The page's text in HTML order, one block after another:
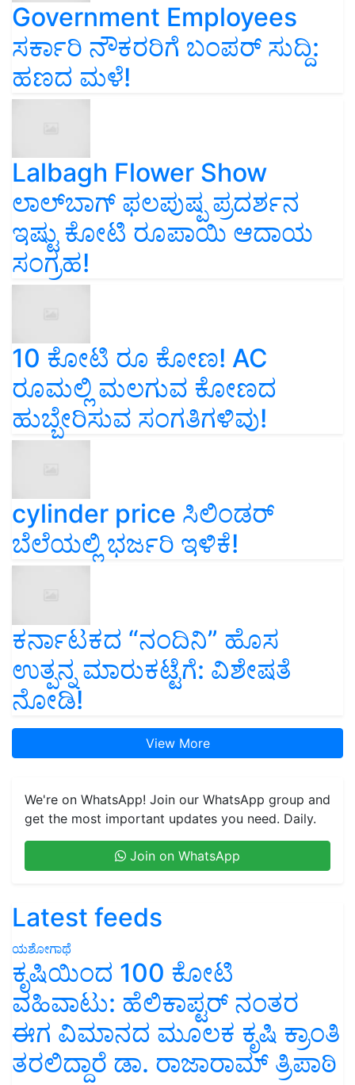
Government Employees
ಸರ್ಕಾರಿ ನೌಕರರಿಗೆ ಬಂಪರ್‌ ಸುದ್ದಿ:
ಹಣದ ಮಳೆ!
Lalbagh Flower Show
ಲಾಲ್‌ಬಾಗ್ ಫಲಪುಷ್ಪ ಪ್ರದರ್ಶನ
ಇಷ್ಟು ಕೋಟಿ ರೂಪಾಯಿ ಆದಾಯ
ಸಂಗ್ರಹ!
10 ಕೋಟಿ ರೂ ಕೋಣ! AC
ರೂಮಲ್ಲಿ ಮಲಗುವ ಕೋಣದ
ಹುಬ್ಬೇರಿಸುವ ಸಂಗತಿಗಳಿವು!
cylinder price ಸಿಲಿಂಡರ್‌
ಬೆಲೆಯಲ್ಲಿ ಭರ್ಜರಿ ಇಳಿಕೆ!
ಕರ್ನಾಟಕದ “ನಂದಿನಿ” ಹೊಸ
ಉತ್ಪನ್ನ ಮಾರುಕಟ್ಟೆಗೆ: ವಿಶೇಷತೆ
ನೋಡಿ!
View More
We're on WhatsApp! Join our WhatsApp group and
get the most important updates you need. Daily.
Join on WhatsApp
Latest feeds
ಯಶೋಗಾಥೆ
ಕೃಷಿಯಿಂದ 100 ಕೋಟಿ
ವಹಿವಾಟು: ಹೆಲಿಕಾಪ್ಟರ್ ನಂತರ
ಈಗ ವಿಮಾನದ ಮೂಲಕ ಕೃಷಿ ಕ್ರಾಂತಿ
ತರಲಿದ್ದಾರೆ ಡಾ. ರಾಜಾರಾಮ್ ತ್ರಿಪಾಠಿ